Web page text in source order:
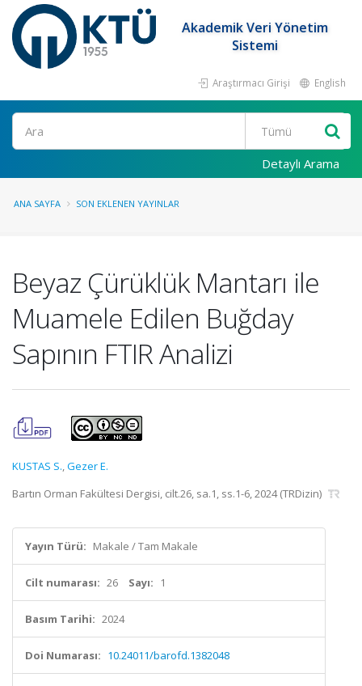
Akademik Veri Yönetim
Sistemi
Araştırmacı Girişi English
Ara
Detaylı Arama
ANA SAYFA SON EKLENEN YAYINLAR
Beyaz Çürüklük Mantarı ile
Muamele Edilen Buğday
Sapının FTIR Analizi
KUSTAS S.,Gezer E.
Bartın Orman Fakültesi Dergisi, cilt.26, sa.1, ss.1-6, 2024 (TRDizin)
Yayın Türü: Makale / Tam Makale
Cilt numarası: 26 Sayı: 1
Basım Tarihi: 2024
Doi Numarası: 10.24011/barofd.1382048